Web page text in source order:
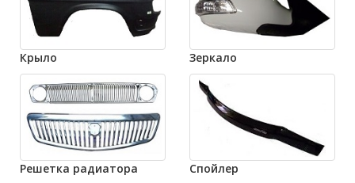
Крыло Зеркало
Решетка радиатора
Спойлер